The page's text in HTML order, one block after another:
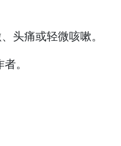
头痛或轻微咳嗽。
。